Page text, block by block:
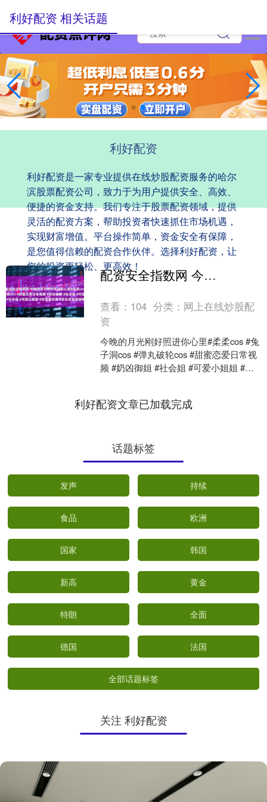
利好配资
利好配资是一家专业提供在线炒股配资服务的哈尔
滨股票配资公司，致力于为用户提供安全、高效、
便捷的资金支持。我们专注于股票配资领域，提供
灵活的配资方案，帮助投资者快速抓住市场机遇，
实现财富增值。平台操作简单，资金安全有保障，
是您值得信赖的配资合作伙伴。选择利好配资，让
您的投资更轻松、更高效！
利好配资 相关话题
配资安全指数网 今晚的月光刚好照进你心里#柔柔cos #兔子洞cos #弹丸破轮cos #甜蜜恋爱日常视频 #奶凶御姐 #社会姐 #可爱小姐姐 #恋爱模拟器 #豆包变装视频教程 #萌宠出道
查看： 104 分类： 网上在线炒股配
资
今晚的月光刚好照进你心里#柔柔cos #兔
子洞cos #弹丸破轮cos #甜蜜恋爱日常视
频 #奶凶御姐 #社会姐 #可爱小姐姐 #恋
利好配资文章已加载完成
话题标签
发声 持续
食品 欧洲
国家 韩国
新高 黄金
特朗 全面
德国 法国
全部话题标签
关注 利好配资